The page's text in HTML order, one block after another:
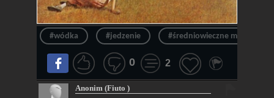
#wódka #jedzenie #średniowieczne memy
0 2
Anonim (Fiuto )